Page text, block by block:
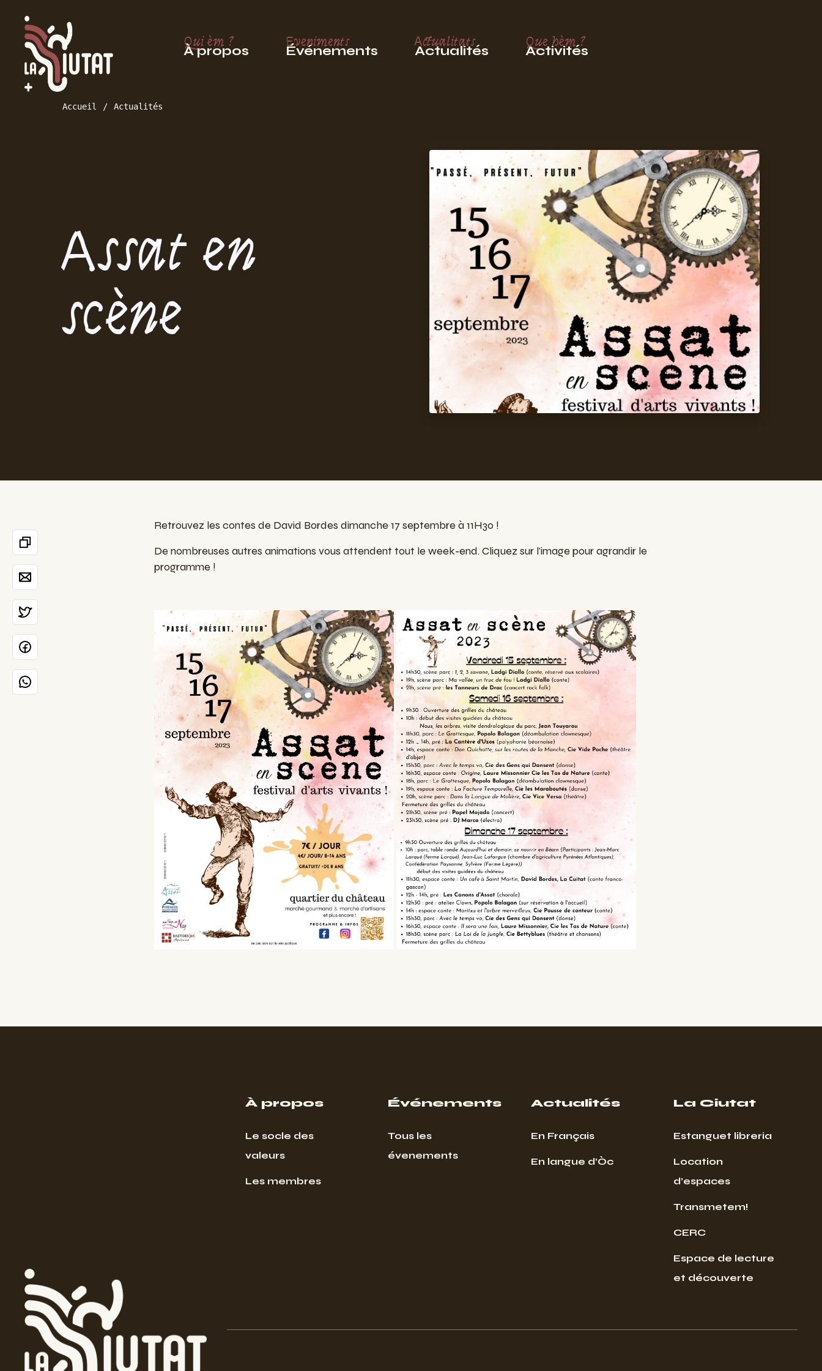
Qui èm ?
À propos
Eveniments
Événements
Actualitats
Actualités
Que hèm ?
Activités
Accueil Actualités
Assat en
scène
Retrouvez les contes de David Bordes dimanche 17 septembre à 11H30 !
De nombreuses autres animations vous attendent tout le week-end. Cliquez sur l'image pour agrandir le
programme !
À propos
Le socle des
valeurs
Les membres
Événements
Tous les
évenements
Actualités
En Français
En langue d’Òc
La Ciutat
Estanguet libreria
Location
d’espaces
Transmetem!
CERC
Espace de lecture
et découverte